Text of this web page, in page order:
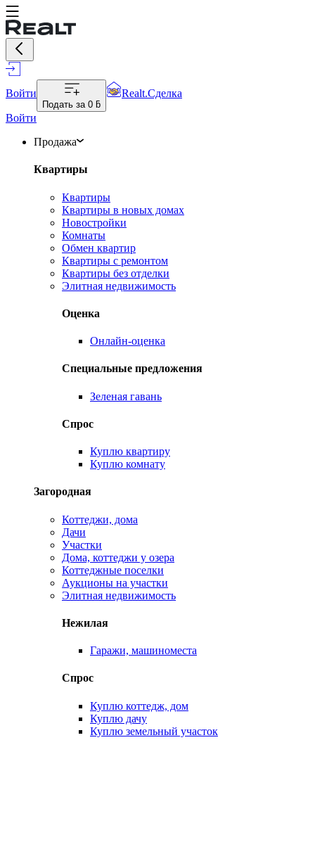
Войти
Подать за 0 ƃ
Realt.Сделка
Войти
Продажа
Квартиры
Квартиры
Квартиры в новых домах
Новостройки
Комнаты
Обмен квартир
Квартиры с ремонтом
Квартиры без отделки
Элитная недвижимость
Оценка
Онлайн-оценка
Специальные предложения
Зеленая гавань
Спрос
Куплю квартиру
Куплю комнату
Загородная
Коттеджи, дома
Дачи
Участки
Дома, коттеджи у озера
Коттеджные поселки
Аукционы на участки
Элитная недвижимость
Нежилая
Гаражи, машиноместа
Спрос
Куплю коттедж, дом
Куплю дачу
Куплю земельный участок